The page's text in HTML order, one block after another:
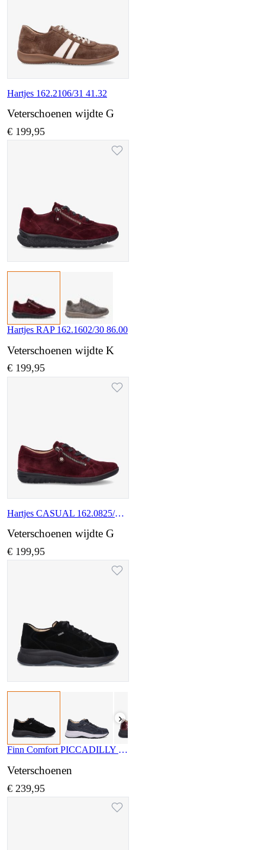
Hartjes 162.2106/31 41.32
Veterschoenen wijdte G
€ 199,95
Hartjes RAP 162.1602/30 86.00
Veterschoenen wijdte K
€ 199,95
Hartjes CASUAL 162.0825/30 86.00
Veterschoenen wijdte G
€ 199,95
›
Finn Comfort PICCADILLY 02780 427099
Veterschoenen
€ 239,95